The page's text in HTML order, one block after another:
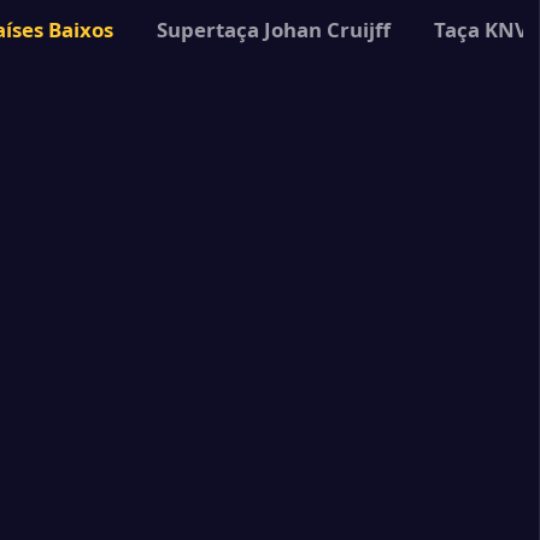
Baixos Supertaça Johan Cruijff Taça KNVB